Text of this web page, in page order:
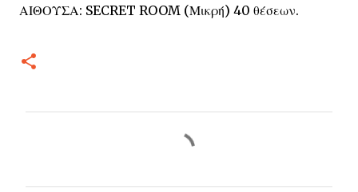
ΑΙΘΟΥΣΑ: SECRET ROOM (Μικρή) 40 θέσεων.